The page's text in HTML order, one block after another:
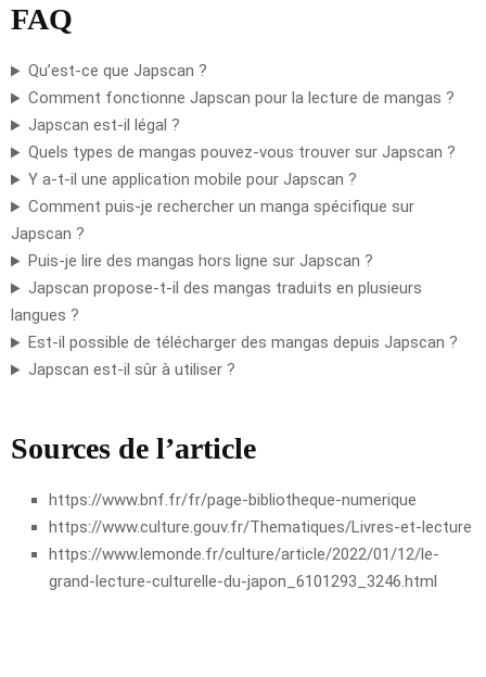
FAQ
Qu’est-ce que Japscan ?
Comment fonctionne Japscan pour la lecture de mangas ?
Japscan est-il légal ?
Quels types de mangas pouvez-vous trouver sur Japscan ?
Y a-t-il une application mobile pour Japscan ?
Comment puis-je rechercher un manga spécifique sur
Japscan ?
Puis-je lire des mangas hors ligne sur Japscan ?
Japscan propose-t-il des mangas traduits en plusieurs
langues ?
Est-il possible de télécharger des mangas depuis Japscan ?
Japscan est-il sûr à utiliser ?
Sources de l’article
https://www.bnf.fr/fr/page-bibliotheque-numerique
https://www.culture.gouv.fr/Thematiques/Livres-et-lecture
https://www.lemonde.fr/culture/article/2022/01/12/le-
grand-lecture-culturelle-du-japon_6101293_3246.html